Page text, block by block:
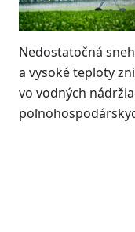
Nedostatočná
a vysoké teploty
vo vodných